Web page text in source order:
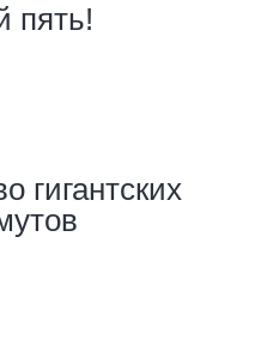
пять!
гигантских